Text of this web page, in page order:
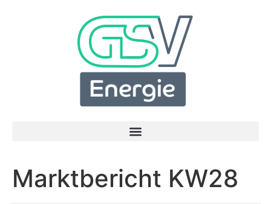
Marktbericht KW28